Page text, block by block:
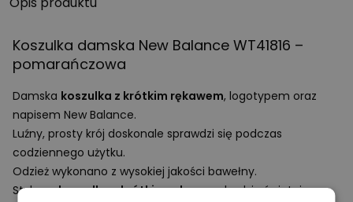
Koszulka damska New Balance WT41816 –
pomarańczowa
Damska koszulka z krótkim rękawem, logotypem oraz
napisem New Balance.
Luźny, prosty krój doskonale sprawdzi się podczas
codziennego użytku.
Odzież wykonano z wysokiej jakości bawełny.
Stylowakoszulka z krótkim rękawembędzie świetnie